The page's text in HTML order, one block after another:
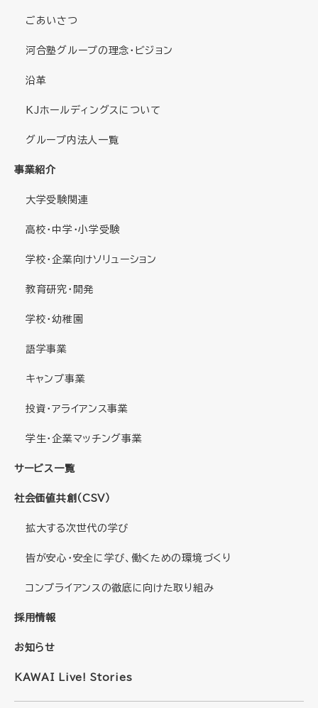
ごあいさつ
河合塾グループの理念・ビジョン
沿革
KJホールディングスについて
グループ内法人一覧
事業紹介
大学受験関連
高校・中学・小学受験
学校・企業向けソリューション
教育研究・開発
学校・幼稚園
語学事業
キャンプ事業
投資・アライアンス事業
学生・企業マッチング事業
サービス一覧
社会価値共創（CSV）
拡大する次世代の学び
皆が安心・安全に学び、働くための環境づくり
コンプライアンスの徹底に向けた取り組み
採用情報
お知らせ
KAWAI Live! Stories